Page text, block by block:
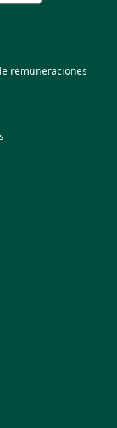
remuneraciones